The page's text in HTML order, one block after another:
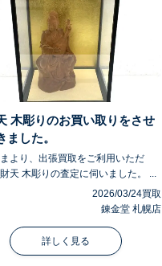
木彫りのお買い取りをさせ
ました。
より、出張買取をご利用いただ
天 木彫りの査定に伺いました。 ...
2026/03/24買取
錬金堂 札幌店
詳しく見る